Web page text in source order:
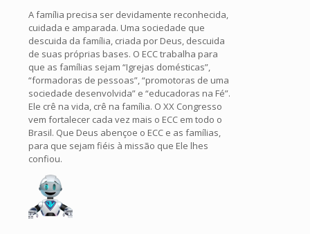
A família precisa ser devidamente reconhecida,
cuidada e amparada. Uma sociedade que
descuida da família, criada por Deus, descuida
de suas próprias bases. O ECC trabalha para
que as famílias sejam “Igrejas domésticas”,
“formadoras de pessoas”, “promotoras de uma
sociedade desenvolvida” e “educadoras na Fé”.
Ele crê na vida, crê na família. O XX Congresso
vem fortalecer cada vez mais o ECC em todo o
Brasil. Que Deus abençoe o ECC e as famílias,
para que sejam fiéis à missão que Ele lhes
confiou.